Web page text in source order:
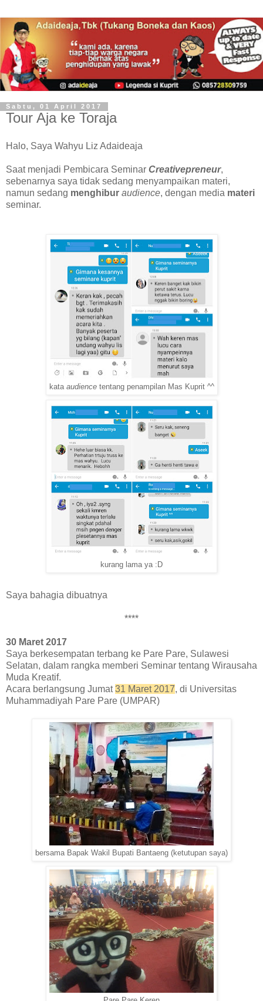
Sabtu, 01 April 2017
Tour Aja ke Toraja
Halo, Saya Wahyu Liz Adaideaja
Saat menjadi Pembicara Seminar Creativepreneur,
sebenarnya saya tidak sedang menyampaikan materi,
namun sedang menghibur audience, dengan media materi
seminar.
kata audience tentang penampilan Mas Kuprit ^^
kurang lama ya :D
Saya bahagia dibuatnya
****
30 Maret 2017
Saya berkesempatan terbang ke Pare Pare, Sulawesi
Selatan, dalam rangka memberi Seminar tentang Wirausaha
Muda Kreatif.
Acara berlangsung Jumat31 Maret 2017, di Universitas
Muhammadiyah Pare Pare (UMPAR)
bersama Bapak Wakil Bupati Bantaeng (ketutupan saya)